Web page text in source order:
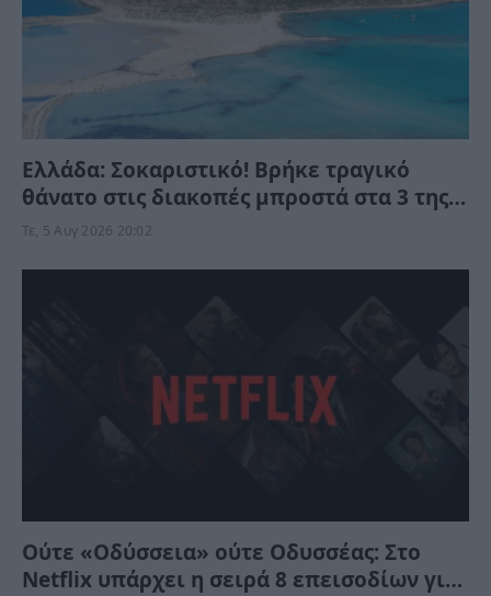
Ελλάδα: Σοκαριστικό! Βρήκε τραγικό
θάνατο στις διακοπές μπροστά στα 3 της
παιδιά
Τε, 5 Αυγ 2026 20:02
Ούτε «Οδύσσεια» ούτε Οδυσσέας: Στο
Netflix υπάρχει η σειρά 8 επεισοδίων για